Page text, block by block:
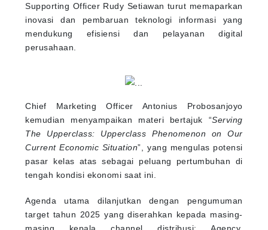
Supporting Officer Rudy Setiawan turut memaparkan
inovasi dan pembaruan teknologi informasi yang
mendukung efisiensi dan pelayanan digital
perusahaan.
Chief Marketing Officer Antonius Probosanjoyo
kemudian menyampaikan materi bertajuk “Serving
The Upperclass: Upperclass Phenomenon on Our
Current Economic Situation”, yang mengulas potensi
pasar kelas atas sebagai peluang pertumbuhan di
tengah kondisi ekonomi saat ini.
Agenda utama dilanjutkan dengan pengumuman
target tahun 2025 yang diserahkan kepada masing-
masing kepala channel distribusi: Agency,